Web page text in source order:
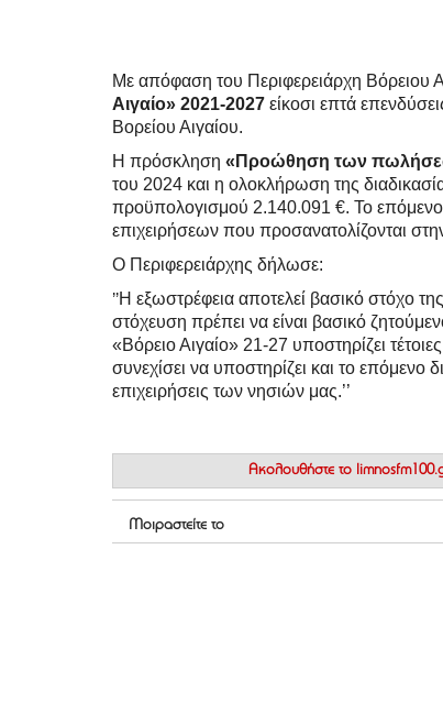
Με απόφαση του Περιφερειάρχη Βόρειου
Αιγαίο» 2021-2027 είκοσι επτά
Βορείου Αιγαίου.
Η πρόσκληση «Προώθηση των
του 2024 και η ολοκλήρωση της
προϋπολογισμού 2.140.091 €. Το επόμενο
επιχειρήσεων που προσανατολίζονται
Ο Περιφερειάρχης δήλωσε:
’’Η εξωστρέφεια αποτελεί βασικό στόχο
στόχευση πρέπει να είναι βασικό
«Βόρειο Αιγαίο» 21-27 υποστηρίζει
συνεχίσει να υποστηρίζει και το επόμενο
επιχειρήσεις των νησιών μας.’’
Ακολουθήστε το
Μοιραστείτε το